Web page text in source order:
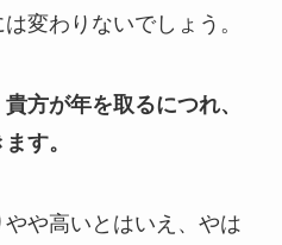
変わりないでしょう。
方が年を取るにつれ、
す。
や高いとはいえ、やは